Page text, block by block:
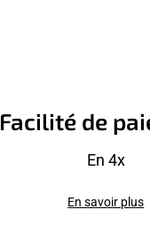
Facilité de
En 4x
En savoir plus